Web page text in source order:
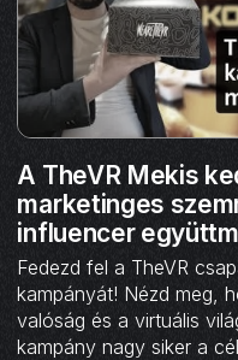
A TheVR Mekis
marketinges
influencer
Fedezd fel a TheVR
kampányát! Nézd meg,
valóság és a virtuális
kampány nagy siker a